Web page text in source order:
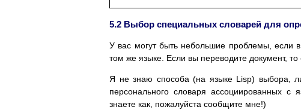
5.2 Выбор специальных словарей для
У вас могут быть небольшие проблемы, если
том же языке. Если вы переводите документ, то
Я не знаю способа (на языке Lisp) выбора,
персонального словаря ассоциированных
знаете как, пожалуйста сообщите мне!)